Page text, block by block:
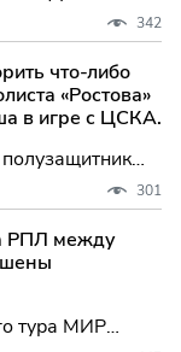
о
Российской
тренер
по этому
342
что-либо
«Ростова»
в игре с ЦСКА.
смысла
со счетом
301
РПЛ между
тура МИР